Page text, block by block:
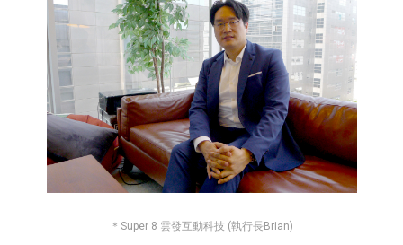
＊Super 8 雲發互動科技 (執行長Brian)